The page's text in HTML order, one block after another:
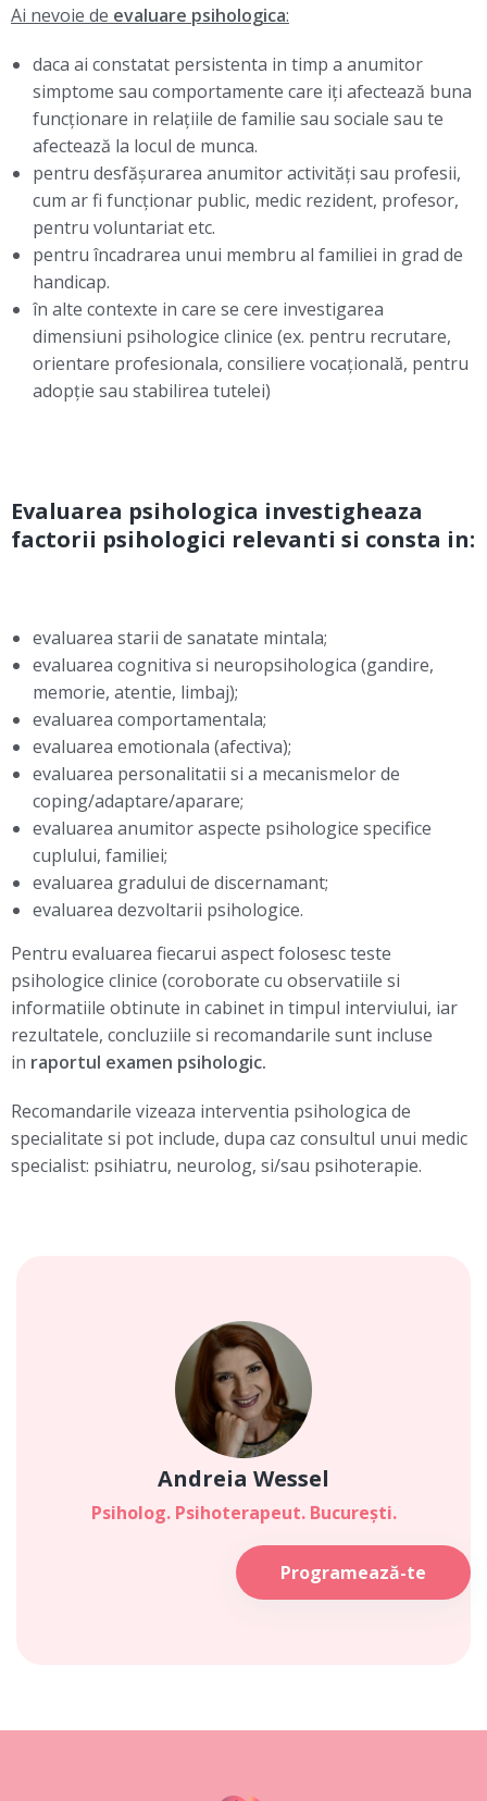
Ai nevoie de evaluare psihologica:
daca ai constatat persistenta in timp a anumitor
simptome sau comportamente care iți afectează buna
funcționare in relațiile de familie sau sociale sau te
afectează la locul de munca.
pentru desfășurarea anumitor activități sau profesii,
cum ar fi funcționar public, medic rezident, profesor,
pentru voluntariat etc.
pentru încadrarea unui membru al familiei in grad de
handicap.
în alte contexte in care se cere investigarea
dimensiuni psihologice clinice (ex. pentru recrutare,
orientare profesionala, consiliere vocațională, pentru
adopție sau stabilirea tutelei)
Evaluarea psihologica investigheaza
factorii psihologici relevanti si consta in:
evaluarea starii de sanatate mintala;
evaluarea cognitiva si neuropsihologica (gandire,
memorie, atentie, limbaj);
evaluarea comportamentala;
evaluarea emotionala (afectiva);
evaluarea personalitatii si a mecanismelor de
coping/adaptare/aparare;
evaluarea anumitor aspecte psihologice specifice
cuplului, familiei;
evaluarea gradului de discernamant;
evaluarea dezvoltarii psihologice.
Pentru evaluarea fiecarui aspect folosesc teste
psihologice clinice (coroborate cu observatiile si
informatiile obtinute in cabinet in timpul interviului, iar
rezultatele, concluziile si recomandarile sunt incluse
in raportul examen psihologic.
Recomandarile vizeaza interventia psihologica de
specialitate si pot include, dupa caz consultul unui medic
specialist: psihiatru, neurolog, si/sau psihoterapie.
Andreia Wessel
Psiholog. Psihoterapeut. București.
Programează-te